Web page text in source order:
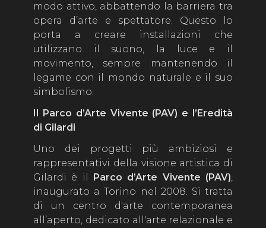
modo attivo, abbattendo la barriera tra
opera d’arte e spettatore. Questo lo
porta a creare installazioni che
utilizzano il suono, la luce e il
movimento, sempre mantenendo il
legame con il mondo naturale e il suo
simbolismo.
Il Parco d’Arte Vivente (PAV) e l’Eredità
di Gilardi
Uno dei progetti più ambiziosi e
rappresentativi della visione artistica di
Gilardi è il Parco d’Arte Vivente (PAV),
inaugurato a Torino nel 2008. Si tratta
di un centro d'arte contemporanea
all’aperto, dedicato all'arte relazionale e